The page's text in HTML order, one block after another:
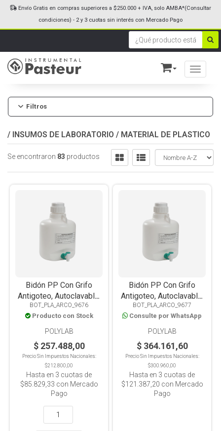
Toggle
Envío Gratis en compras superiores a $250.000 + IVA, solo AMBA*(Consultar
condiciones) - 2 y 3 cuotas sin interés con Mercado Pago
Filtros
/ INSUMOS DE LABORATORIO / MATERIAL DE PLASTICO
Se encontraron 83 productos
Bidón PP Con Grifo
Antigoteo, Autoclavable,
10L
BOT_PLA_ARCO_9676
Producto con Stock
POLYLAB
$ 257.488,00
Precio Sin Impuestos Nacionales:
$212.800,00
Hasta en 3 cuotas de
$85.829,33 con Mercado
Pago
Bidón PP Con Grifo
Antigoteo, Autoclavable,
20L
BOT_PLA_ARCO_9677
Consulte por WhatsApp
POLYLAB
$ 364.161,60
Precio Sin Impuestos Nacionales:
$300.960,00
Hasta en 3 cuotas de
$121.387,20 con Mercado
Pago